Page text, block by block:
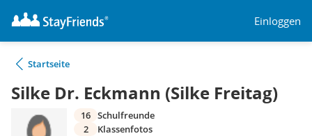
Einloggen
Startseite
Silke Dr. Eckmann (Silke Freitag)
16 Schulfreunde
2
Klassenfotos